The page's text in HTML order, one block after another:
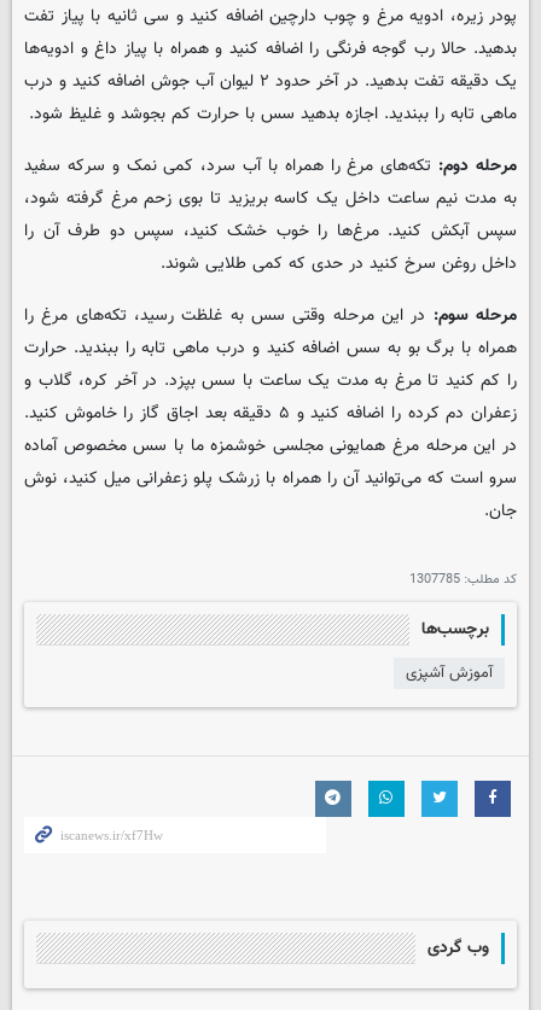
پودر زیره، ادویه مرغ و چوب دارچین اضافه کنید و سی ثانیه با پیاز تفت
بدهید. حالا رب گوجه فرنگی را اضافه کنید و همراه با پیاز داغ و ادویه‌ها
یک دقیقه تفت بدهید. در آخر حدود ۲ لیوان آب جوش اضافه کنید و درب
ماهی تابه را ببندید. اجازه بدهید سس با حرارت کم بجوشد و غلیظ شود.
مرحله دوم: تکه‌های مرغ را همراه با آب سرد، کمی نمک و سرکه سفید
به مدت نیم ساعت داخل یک کاسه بریزید تا بوی زحم مرغ گرفته شود،
سپس آبکش کنید. مرغ‌ها را خوب خشک کنید، سپس دو طرف آن را
داخل روغن سرخ کنید در حدی که کمی طلایی شوند.
مرحله سوم: در این مرحله وقتی سس به غلظت رسید، تکه‌های مرغ را
همراه با برگ بو به سس اضافه کنید و درب ماهی تابه را ببندید. حرارت
را کم کنید تا مرغ به مدت یک ساعت با سس بپزد. در آخر کره، گلاب و
زعفران دم کرده را اضافه کنید و ۵ دقیقه بعد اجاق گاز را خاموش کنید.
در این مرحله مرغ همایونی مجلسی خوشمزه ما با سس مخصوص آماده
سرو است که می‌توانید آن را همراه با زرشک پلو زعفرانی میل کنید، نوش
جان.
کد مطلب: 1307785
برچسب‌ها
آموزش آشپزی
وب گردی